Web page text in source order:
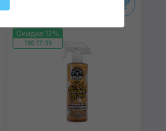
Скидка 12%
186:17:38